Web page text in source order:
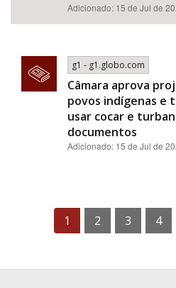
Adicionado: 15 de Jul de
g1 - g1.globo.com
Câmara aprova
povos indígenas e
usar cocar e
documentos
Adicionado: 15 de Jul de
1 2 3 4